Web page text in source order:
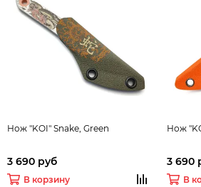
Нож "KOI" Snake, Green
3 690 руб
В корзину
Нож
3 690
В